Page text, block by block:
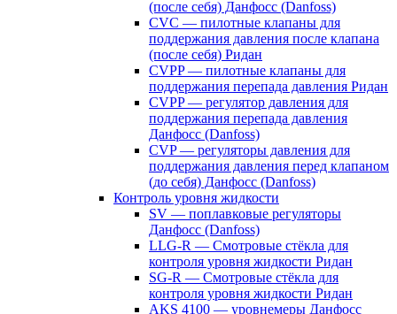
(после себя) Данфосс (Danfoss)
CVС — пилотные клапаны для
поддержания давления после клапана
(после себя) Ридан
CVPP — пилотные клапаны для
поддержания перепада давления Ридан
CVPP — регулятор давления для
поддержания перепада давления
Данфосс (Danfoss)
CVP — регуляторы давления для
поддержания давления перед клапаном
(до себя) Данфосс (Danfoss)
Контроль уровня жидкости
SV — поплавковые регуляторы
Данфосс (Danfoss)
LLG-R — Смотровые стёкла для
контроля уровня жидкости Ридан
SG-R — Смотровые стёкла для
контроля уровня жидкости Ридан
AKS 4100 — уровнемеры Данфосс